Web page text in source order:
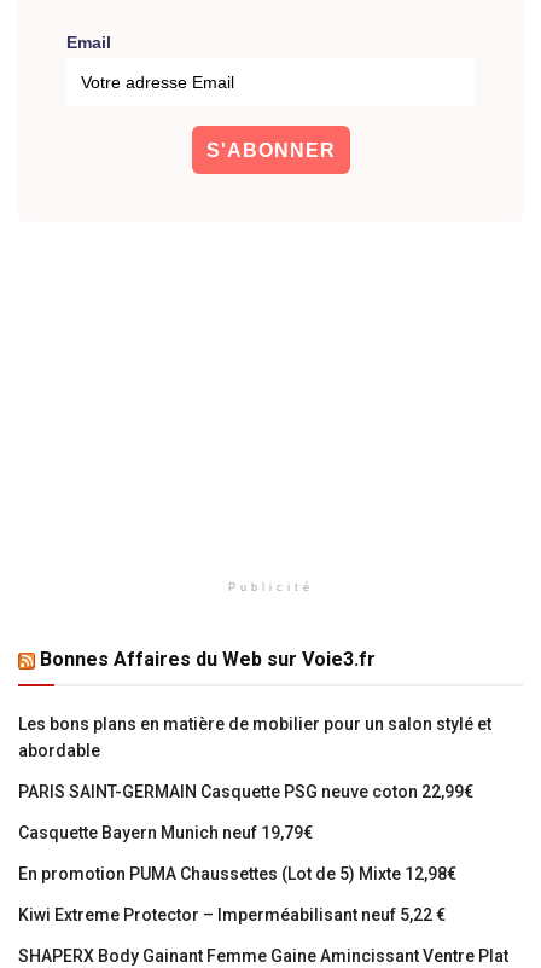
Email
Publicité
Bonnes Affaires du Web sur Voie3.fr
Les bons plans en matière de mobilier pour un salon stylé et
abordable
PARIS SAINT-GERMAIN Casquette PSG neuve coton 22,99€
Casquette Bayern Munich neuf 19,79€
En promotion PUMA Chaussettes (Lot de 5) Mixte 12,98€
Kiwi Extreme Protector – Imperméabilisant neuf 5,22 €
SHAPERX Body Gainant Femme Gaine Amincissant Ventre Plat